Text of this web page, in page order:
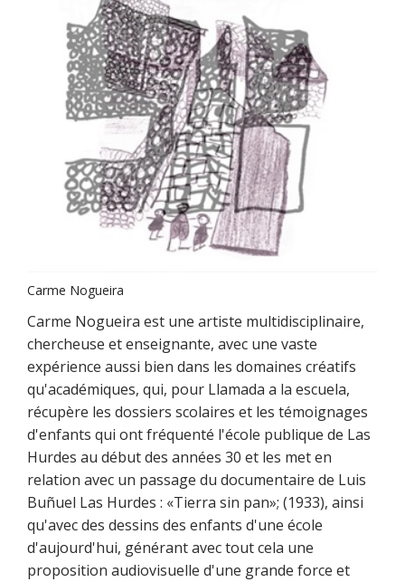
Carme Nogueira
Carme Nogueira est une artiste multidisciplinaire,
chercheuse et enseignante, avec une vaste
expérience aussi bien dans les domaines créatifs
qu'académiques, qui, pour Llamada a la escuela,
récupère les dossiers scolaires et les témoignages
d'enfants qui ont fréquenté l'école publique de Las
Hurdes au début des années 30 et les met en
relation avec un passage du documentaire de Luis
Buñuel Las Hurdes : «Tierra sin pan»; (1933), ainsi
qu'avec des dessins des enfants d'une école
d'aujourd'hui, générant avec tout cela une
proposition audiovisuelle d'une grande force et